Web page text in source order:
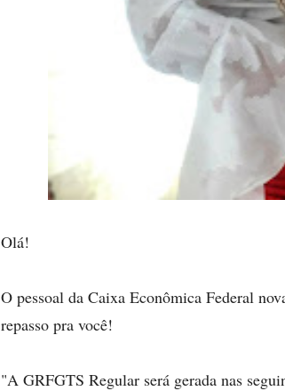
Olá!
O pessoal da Caixa Econômica Federal
repasso pra você!
"A GRFGTS Regular será gerada nas